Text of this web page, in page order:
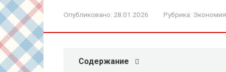
Опубликовано: 28.01.2026 Рубрика:
Содержание